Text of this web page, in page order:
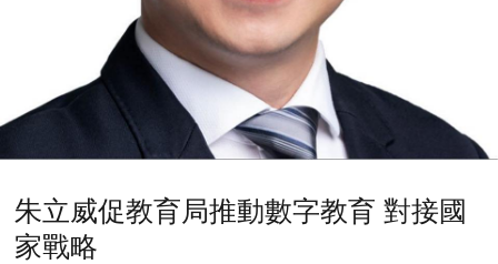
朱立威促教育局推動數字教育 對接國
家戰略